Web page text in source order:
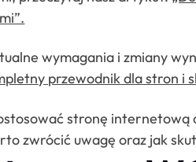
wymagania i zmiany
przewodnik dla stron i
stronę internetową
zwrócić uwagę oraz jak